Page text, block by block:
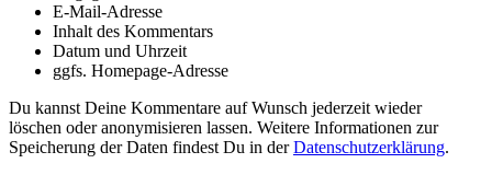
E-Mail-Adresse
Inhalt des Kommentars
Datum und Uhrzeit
ggfs. Homepage-Adresse
Du kannst Deine Kommentare auf Wunsch jederzeit wieder
löschen oder anonymisieren lassen. Weitere Informationen zur
Speicherung der Daten findest Du in derDatenschutzerklärung.